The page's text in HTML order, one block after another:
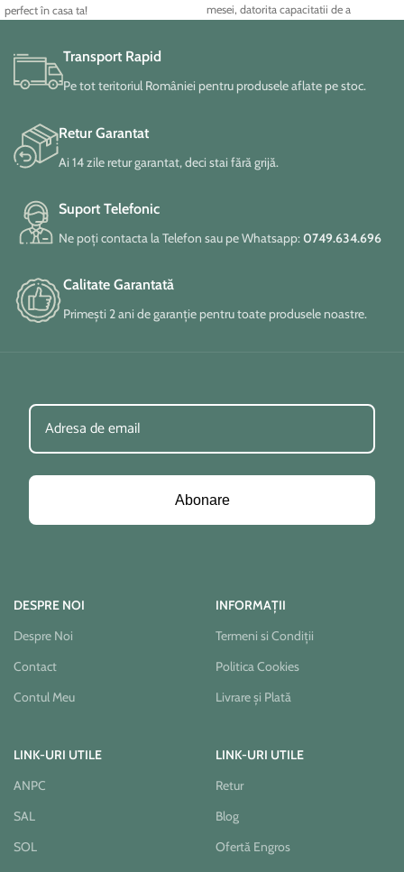
perfect în casa ta!
mesei, datorita capacitatii de a
incaperii.
Transport Rapid
Pe tot teritoriul României pentru produsele aflate pe stoc.
Retur Garantat
Ai 14 zile retur garantat, deci stai fără grijă.
Suport Telefonic
Ne poți contacta la Telefon sau pe Whatsapp:0749.634.696
Calitate Garantată
Primești 2 ani de garanție pentru toate produsele noastre.
Abonare
DESPRE NOI
Despre Noi
Contact
Contul Meu
INFORMAȚII
Termeni si Condiții
Politica Cookies
Livrare și Plată
LINK-URI UTILE
ANPC
SAL
SOL
LINK-URI UTILE
Retur
Blog
Ofertă Engros